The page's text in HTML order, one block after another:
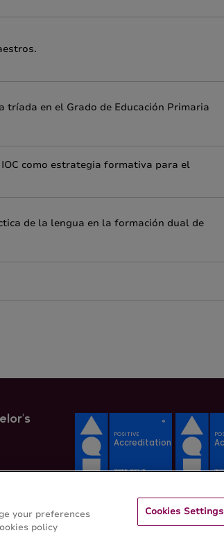
en el Grado de Educación Primaria
como estrategia formativa para el
de la lengua en la formación dual de
your preferences
policy
Cookies Settings